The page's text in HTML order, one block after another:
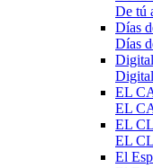
De tú
Días
Días
EL
EL
EL
EL
El